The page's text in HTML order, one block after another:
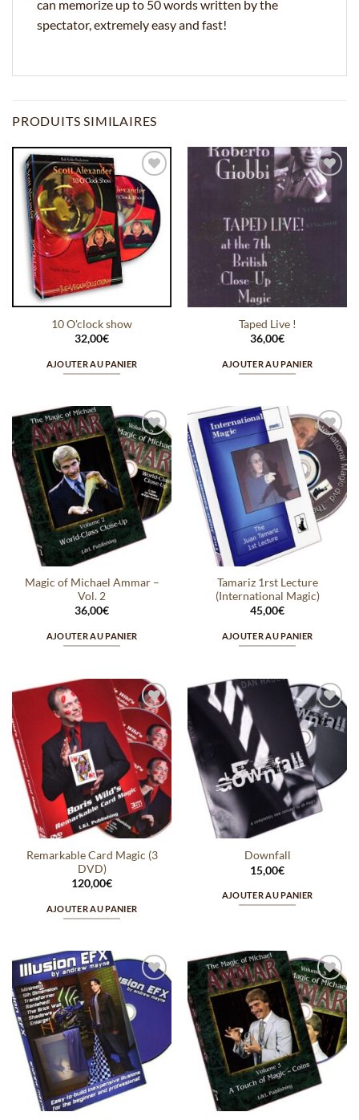
can memorize up to 50 words written by the
spectator, extremely easy and fast!
PRODUITS SIMILAIRES
Ajouter
à la
wishlist
10 O'clock show
32,00€
AJOUTER AU PANIER
Ajouter
à la
Taped Live !
36,00€
AJOUTER AU PANIER
Ajouter
à la
wishlist
Magic of Michael Ammar –
Vol. 2
36,00€
AJOUTER AU PANIER
Ajouter
à la
wishlist
Tamariz 1rst Lecture
(International Magic)
45,00€
AJOUTER AU PANIER
Ajouter
à la
wishlist
Remarkable Card Magic (3
DVD)
120,00€
AJOUTER AU PANIER
Ajouter
à la
wishlist
Downfall
15,00€
AJOUTER AU PANIER
Ajouter
à la
wishlist
Ajouter
à la
wishlist